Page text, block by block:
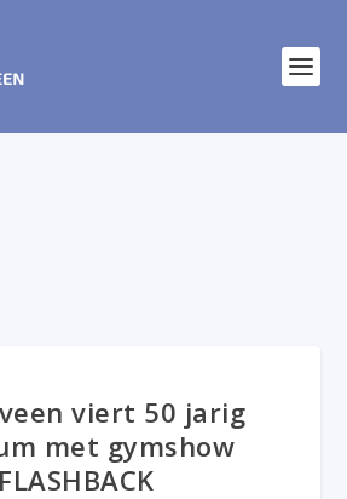
viert 50 jarig
met gymshow
FLASHBACK